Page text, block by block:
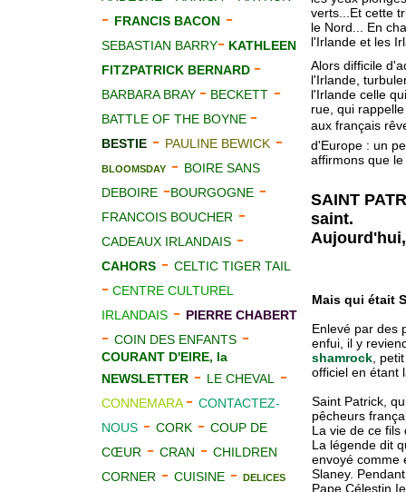
- FRANCIS BACON -
SEBASTIAN BARRY- KATHLEEN
FITZPATRICK BERNARD -
BARBARA BRAY - BECKETT -
BATTLE OF THE BOYNE -
BESTIE - PAULINE BEWICK -
BLOOMSDAY - BOIRE SANS
DEBOIRE -BOURGOGNE -
FRANCOIS BOUCHER -
CADEAUX IRLANDAIS -
CAHORS - CELTIC TIGER TAIL
- CENTRE CULTUREL
IRLANDAIS - PIERRE CHABERT
- COIN DES ENFANTS -
COURANT D'EIRE, la
NEWSLETTER - LE CHEVAL -
CONNEMARA - CONTACTEZ-
NOUS - CORK - COUP DE
CŒUR - CRAN - CHILDREN
CORNER - CUISINE - DELICES
verts...Et cette
le Nord... En
l'Irlande et les
Alors difficile
l'Irlande,
l'Irlande celle
rue, qui
aux français
d'Europe : un
affirmons que
SAINT
saint.
Mais qui était
Enlevé par des
enfui, il y
shamrock ,
officiel en étant
Saint Patrick,
pêcheurs
La vie de ce fils
La légende dit
envoyé comme
Slaney.
Pape Célestin